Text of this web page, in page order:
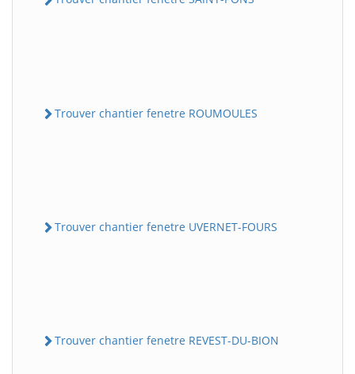
Trouver chantier fenetre ROUMOULES
Trouver chantier fenetre UVERNET-FOURS
Trouver chantier fenetre REVEST-DU-BION